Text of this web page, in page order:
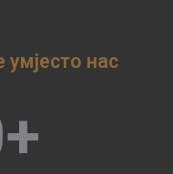
умјесто нас
+